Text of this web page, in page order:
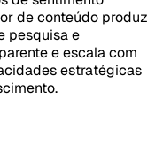
de conteúdo produz
pesquisa e
e escala com
estratégicas